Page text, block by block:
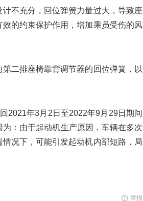
不充分，回位弹簧力量过大，导致座
的约束保护作用，增加乘员受伤的风
二排座椅靠背调节器的回位弹簧，以
2021年3月2日至2022年9月29日期间
：由于起动机生产原因，车辆在多次
况下，可能引发起动机内部短路，局
举报